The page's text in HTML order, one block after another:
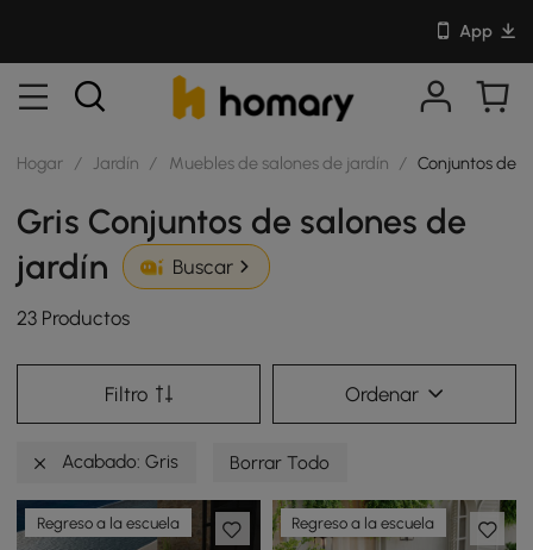
App
Hogar / Jardín / Muebles de salones de jardín / Conjuntos de
Gris Conjuntos de salones de
jardín
Buscar
23 Productos
Filtro Ordenar
Acabado: Gris Borrar Todo
Regreso a la escuela Regreso a la escuela